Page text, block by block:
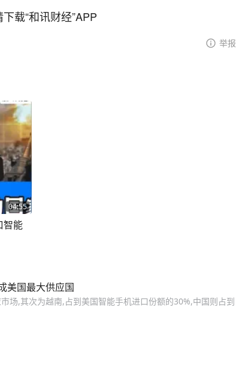
载“和讯财经”APP
举报
04:55
智能
美国最大供应国
场,其次为越南,占到美国智能手机进口份额的30%,中国则占到